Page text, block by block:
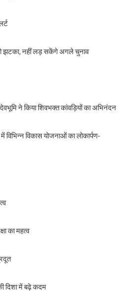
झटका, नहीं लड़ सकेंगे अगले चुनाव
ने किया शिवभक्त कांवड़ियों का अभिनंदन
विभिन्न विकास योजनाओं का लोकार्पण-
का महत्व
दिशा में बढ़े कदम